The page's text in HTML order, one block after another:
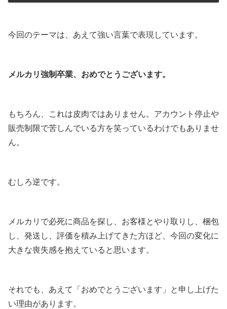
今回のテーマは、あえて強い言葉で表現しています。
メルカリ強制卒業、おめでとうございます。
もちろん、これは皮肉ではありません。アカウント停止や
販売制限で苦しんでいる方を笑っているわけでもありませ
ん。
むしろ逆です。
メルカリで必死に商品を探し、お客様とやり取りし、梱包
し、発送し、評価を積み上げてきた方ほど、今回の変化に
大きな喪失感を抱えていると思います。
それでも、あえて「おめでとうございます」と申し上げた
い理由があります。